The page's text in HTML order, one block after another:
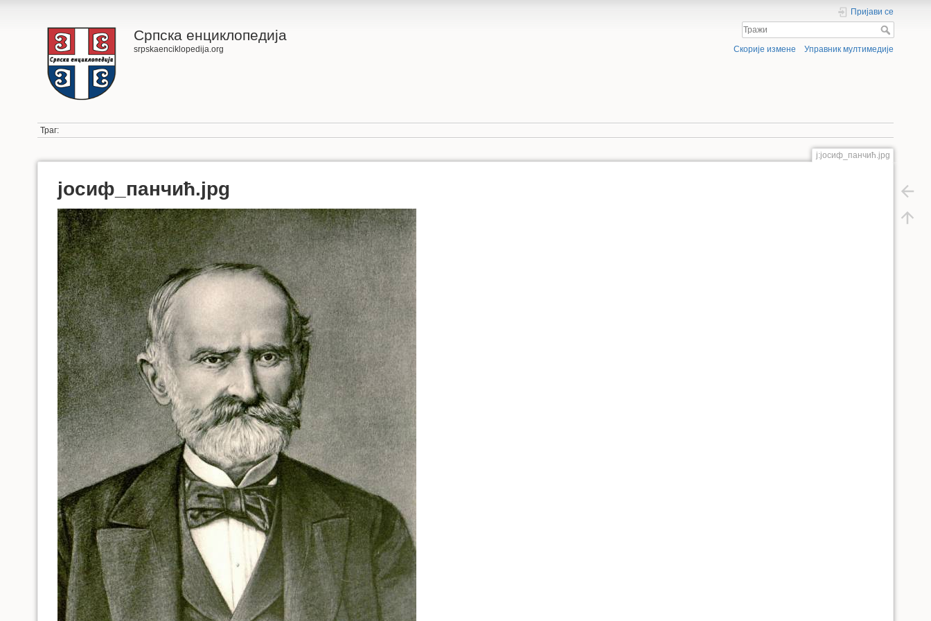
Српска енциклопедија
srpskaenciklopedija.org
Пријави се
Скорије измене Управник мултимедије
Траг:
ј:јосиф_панчић.jpg
јосиф_панчић.jpg